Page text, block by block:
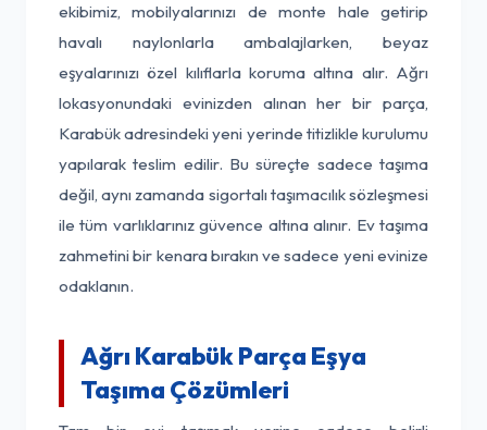
ekibimiz, mobilyalarınızı de monte hale getirip
havalı naylonlarla ambalajlarken, beyaz
eşyalarınızı özel kılıflarla koruma altına alır. Ağrı
lokasyonundaki evinizden alınan her bir parça,
Karabük adresindeki yeni yerinde titizlikle kurulumu
yapılarak teslim edilir. Bu süreçte sadece taşıma
değil, aynı zamanda sigortalı taşımacılık sözleşmesi
ile tüm varlıklarınız güvence altına alınır. Ev taşıma
zahmetini bir kenara bırakın ve sadece yeni evinize
odaklanın.
Ağrı Karabük Parça Eşya
Taşıma Çözümleri